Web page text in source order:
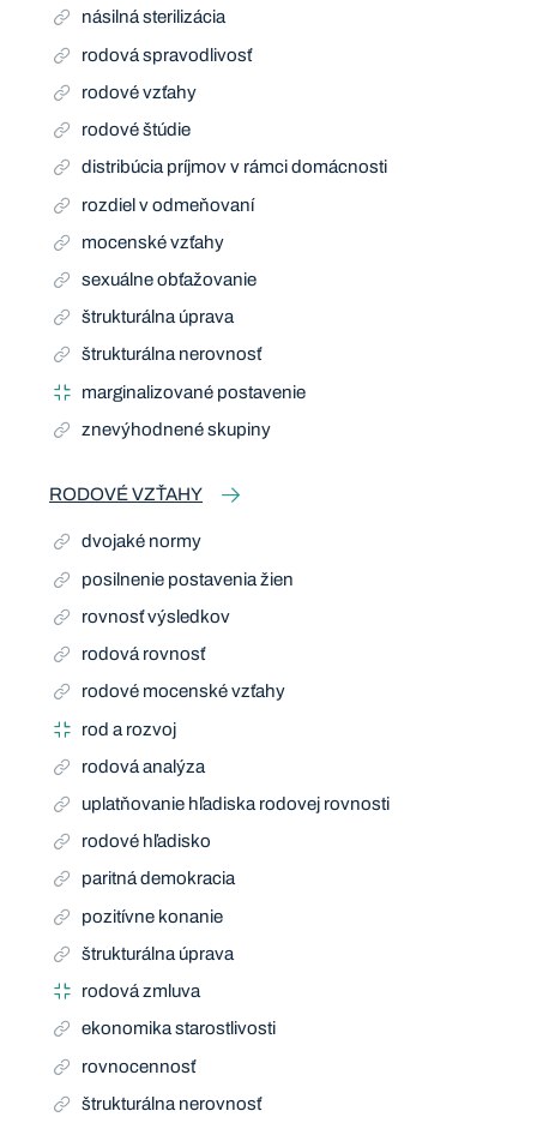
násilná sterilizácia
rodová spravodlivosť
rodové vzťahy
rodové štúdie
distribúcia príjmov v rámci domácnosti
rozdiel v odmeňovaní
mocenské vzťahy
sexuálne obťažovanie
štrukturálna úprava
štrukturálna nerovnosť
marginalizované postavenie
znevýhodnené skupiny
RODOVÉ VZŤAHY
dvojaké normy
posilnenie postavenia žien
rovnosť výsledkov
rodová rovnosť
rodové mocenské vzťahy
rod a rozvoj
rodová analýza
uplatňovanie hľadiska rodovej rovnosti
rodové hľadisko
paritná demokracia
pozitívne konanie
štrukturálna úprava
rodová zmluva
ekonomika starostlivosti
rovnocennosť
štrukturálna nerovnosť